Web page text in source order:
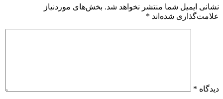
نشانی ایمیل شما منتشر نخواهد شد. بخش‌های موردنیاز
علامت‌گذاری شده‌اند *
دیدگاه *